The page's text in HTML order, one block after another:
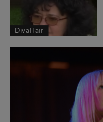
DivaHair